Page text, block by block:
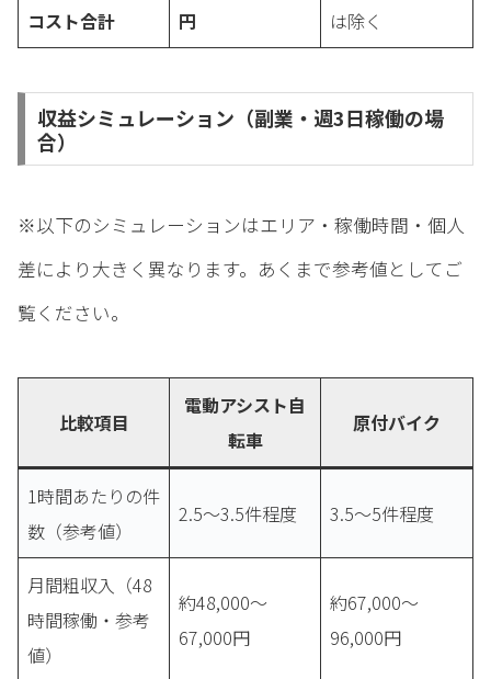
コスト合計
円
は除く
収益シミュレーション（副業・週3日稼働の場
合）
※以下のシミュレーションはエリア・稼働時間・個人
差により大きく異なります。あくまで参考値としてご
覧ください。
比較項目
電動アシスト自
転車
原付バイク
1時間あたりの件
数（参考値）
2.5〜3.5件程度 3.5〜5件程度
月間粗収入（48
時間稼働・参考
値）
約48,000〜
67,000円
約67,000〜
96,000円